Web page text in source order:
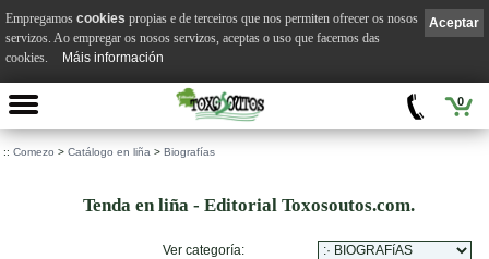
0
:: Comezo > Catálogo en liña > Biografías
Tenda en liña - Editorial Toxosoutos.com.
Ver categoría:
Aceptar
Empregamos cookies propias e de terceiros que nos permiten ofrecer os nosos
servizos. Ao empregar os nosos servizos, aceptas o uso que facemos das
cookies.
Máis información